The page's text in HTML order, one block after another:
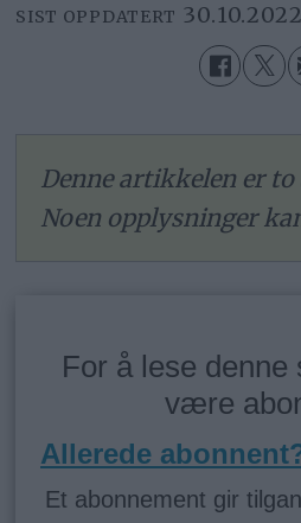
SIST OPPDATERT
Denne artikkelen er to
Noen opplysninger
For å lese denne
være
Allerede
Et abonnement gir